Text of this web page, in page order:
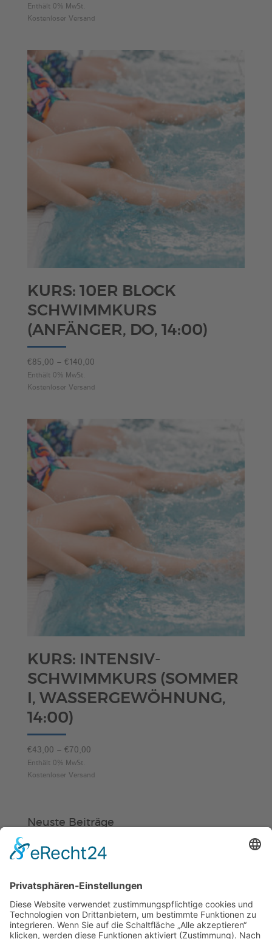
bis
Enthält 0% MwSt.
Kostenloser Versand
KURS: 10ER BLOCK
SCHWIMMKURS
(ANFÄNGER, DO, 14:00)
€85,00 – € 140,00Preisspanne:
bis
Enthält 0% MwSt.
Kostenloser Versand
KURS: INTENSIV-
SCHWIMMKURS (SOMMER
I, WASSERGEWÖHNUNG,
14:00)
€43,00 – € 70,00Preisspanne:
bis
Enthält 0% MwSt.
Kostenloser Versand
Neuste Beiträge
Verein
ab 13 Uhr geschlossen
„Am Ende bekommt jeder ein